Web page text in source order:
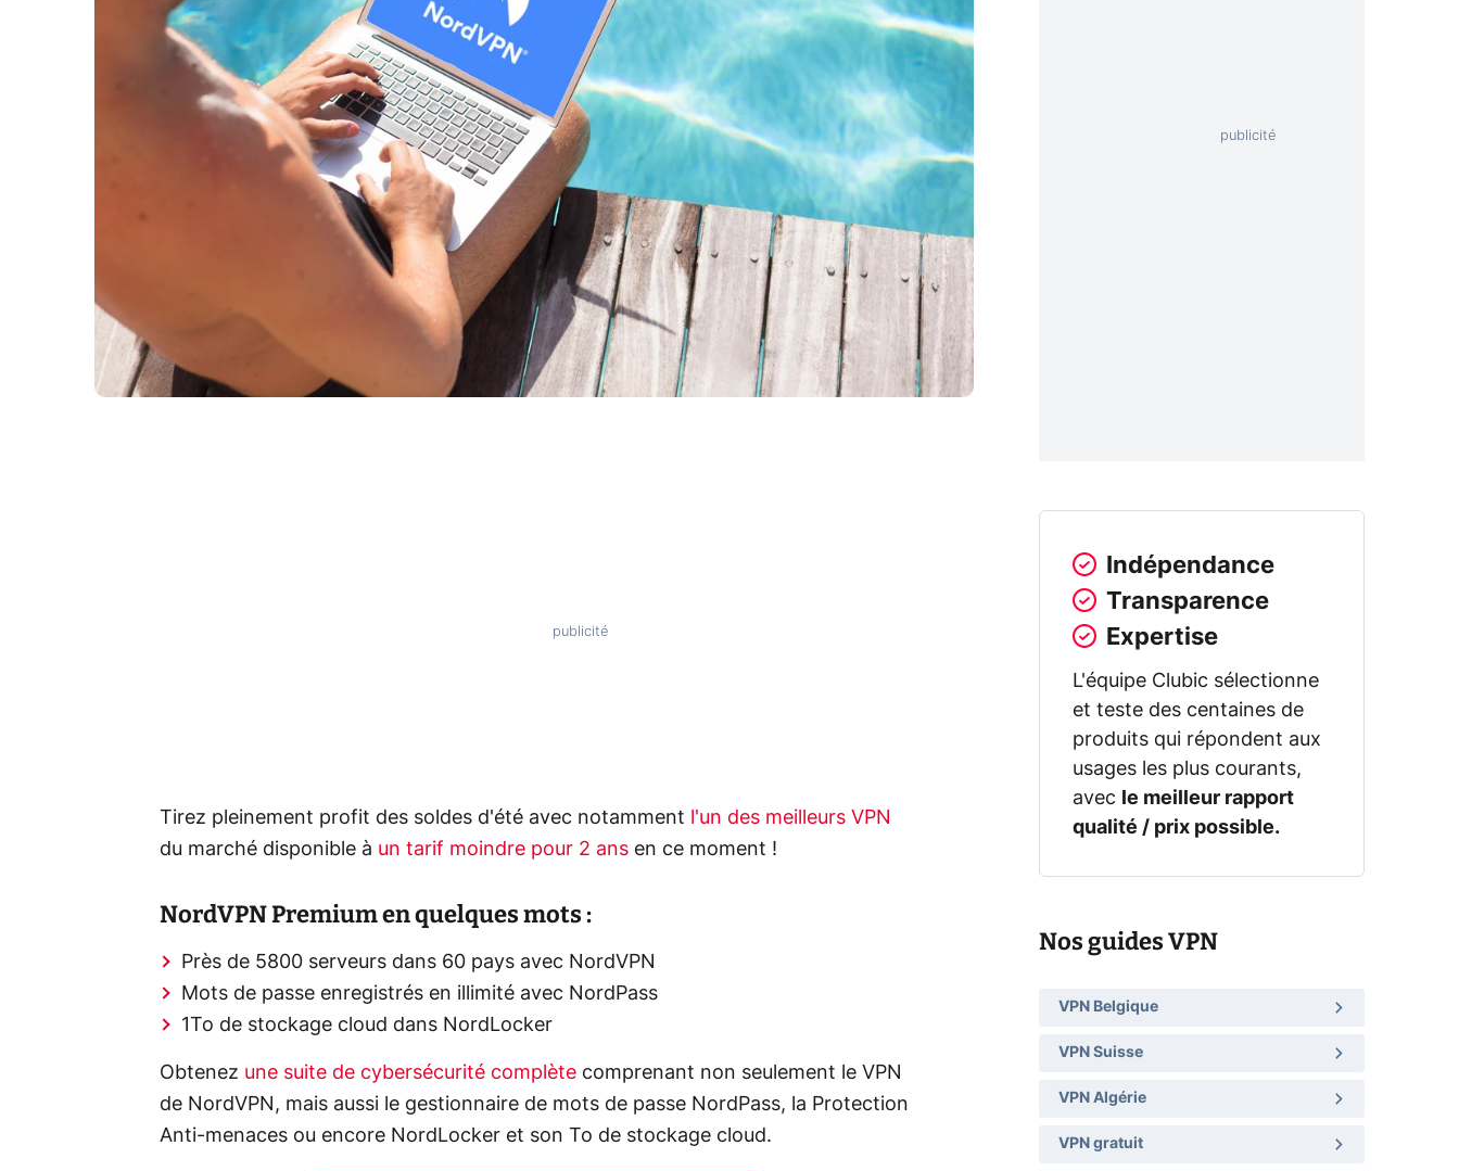
Tirez pleinement profit des soldes d'été avec notamment
l'un des meilleurs VPN
du marché disponible à un tarif moindre pour 2 ans en ce moment !
NordVPN Premium en quelques mots :
Près de 5800 serveurs dans 60 pays avec NordVPN
Mots de passe enregistrés en illimité avec NordPass
1To de stockage cloud dans NordLocker
Obtenez une suite de cybersécurité complète comprenant non seulement le VPN
de NordVPN, mais aussi le gestionnaire de mots de passe NordPass, la Protection
Anti-menaces ou encore NordLocker et son To de stockage cloud.
Indépendance
Transparence
Expertise
L'équipe Clubic sélectionne
et teste des centaines de
produits qui répondent aux
usages les plus courants,
avec
le meilleur rapport
qualité / prix possible.
Nos guides VPN
VPN Belgique
VPN Suisse
VPN Algérie
VPN gratuit